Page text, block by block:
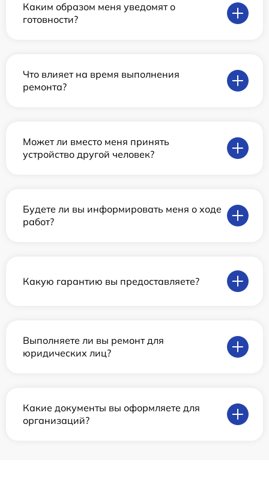
Каким образом меня уведомят о
готовности?
Что влияет на время выполнения
ремонта?
Может ли вместо меня принять
устройство другой человек?
Будете ли вы информировать меня о ходе
работ?
Какую гарантию вы предоставляете?
Выполняете ли вы ремонт для
юридических лиц?
Какие документы вы оформляете для
организаций?